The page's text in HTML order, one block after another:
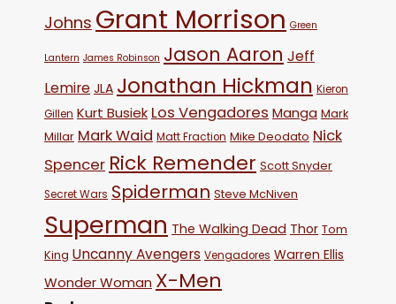
Johns Grant Morrison Green
Lantern James Robinson Jason Aaron Jeff
Lemire JLA Jonathan Hickman Kieron
Gillen Kurt Busiek Los Vengadores Manga Mark
Millar Mark Waid Matt Fraction Mike Deodato Nick
Spencer Rick Remender Scott Snyder
Secret Wars Spiderman Steve McNiven
Superman The Walking Dead Thor Tom
King Uncanny Avengers Vengadores Warren Ellis
Wonder Woman X-Men